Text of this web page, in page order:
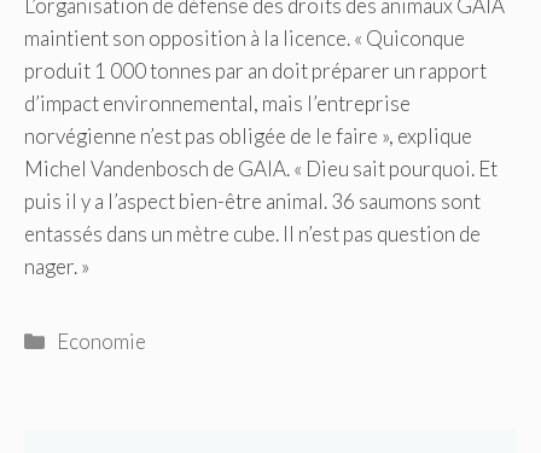
L’organisation de défense des droits des animaux GAIA
maintient son opposition à la licence. « Quiconque
produit 1 000 tonnes par an doit préparer un rapport
d’impact environnemental, mais l’entreprise
norvégienne n’est pas obligée de le faire », explique
Michel Vandenbosch de GAIA. « Dieu sait pourquoi. Et
puis il y a l’aspect bien-être animal. 36 saumons sont
entassés dans un mètre cube. Il n’est pas question de
nager. »
Catégories
Economie